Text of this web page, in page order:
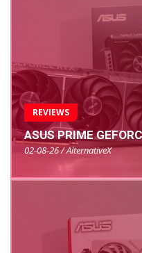
REVIEWS
ASUS PRIME
02-08-26 / AlternativeX